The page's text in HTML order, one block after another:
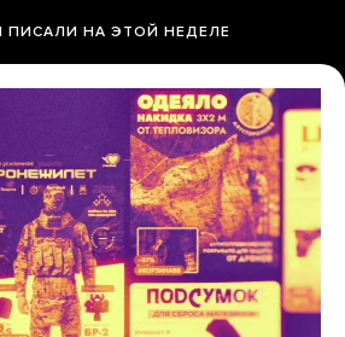
ПИСАЛИ НА ЭТОЙ НЕДЕЛЕ